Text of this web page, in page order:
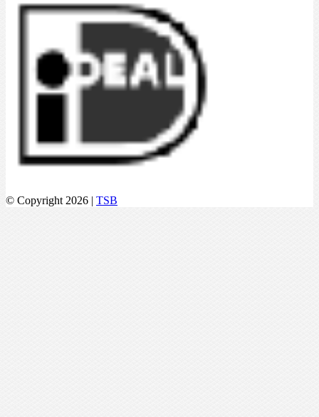
© Copyright 2026 | TSB